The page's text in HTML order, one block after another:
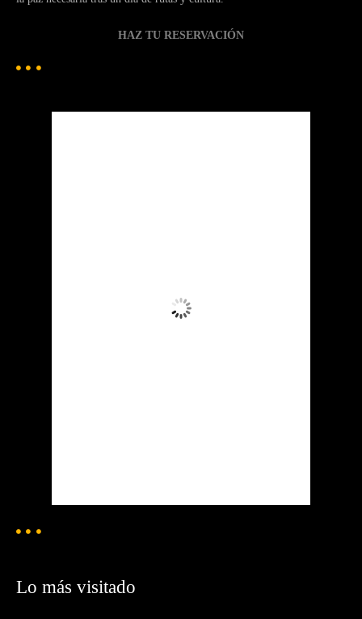
HAZ TU RESERVACIÓN
Muy Nuboso
Lo más visitado